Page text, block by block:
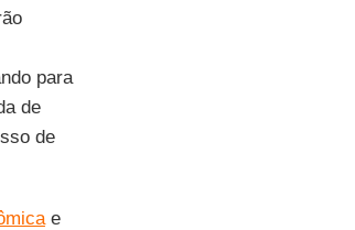
para
de
de
e